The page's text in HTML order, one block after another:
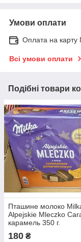
Умови оплати
Оплата на карту
Всі умови оплати
Подібні товари
Пташине молоко
Alpejskie Mleczko
карамель 350 г.
180 ₴